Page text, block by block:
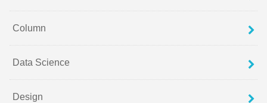
Column
Data Science
Design